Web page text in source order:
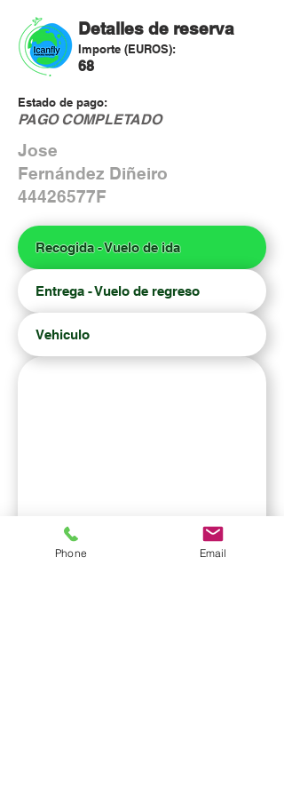
Detalles de reserva
Importe (EUROS):
68
Estado de pago:
PAGO COMPLETADO
Jose
Fernández Diñeiro
44426577F
Recogida - Vuelo de ida
Entrega - Vuelo de regreso
Vehiculo
Phone Email